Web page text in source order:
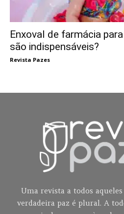
Enxoval de farmácia
são indispensáveis?
Revista Pazes
Uma revista a todos
verdadeira paz é plural. A